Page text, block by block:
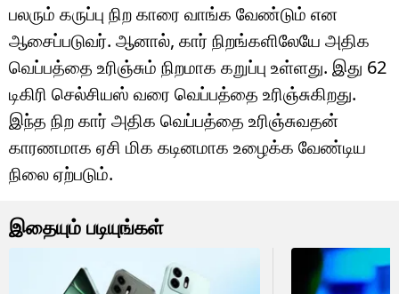
பலரும் கருப்பு நிற காரை வாங்க வேண்டும் என
ஆசைப்படுவர். ஆனால், கார் நிறங்களிலேயே அதிக
வெப்பத்தை உரிஞ்சும் நிறமாக கறுப்பு உள்ளது. இது 62
டிகிரி செல்சியஸ் வரை வெப்பத்தை உரிஞ்சுகிறது.
இந்த நிற கார் அதிக வெப்பத்தை உரிஞ்சுவதன்
காரணமாக ஏசி மிக கடினமாக உழைக்க வேண்டிய
நிலை ஏற்படும்.
இதையும் படியுங்கள்